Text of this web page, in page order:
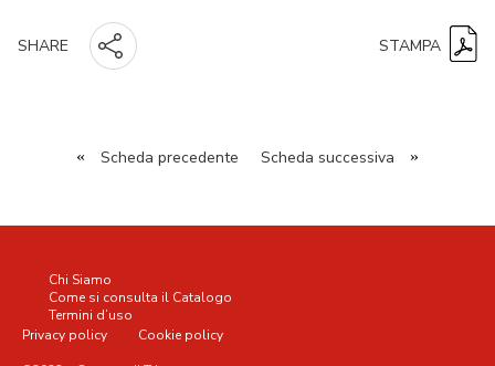
SHARE STAMPA
« Scheda precedente Scheda successiva »
Chi Siamo
Come si consulta il Catalogo
Termini d’uso
Privacy policy
Cookie policy